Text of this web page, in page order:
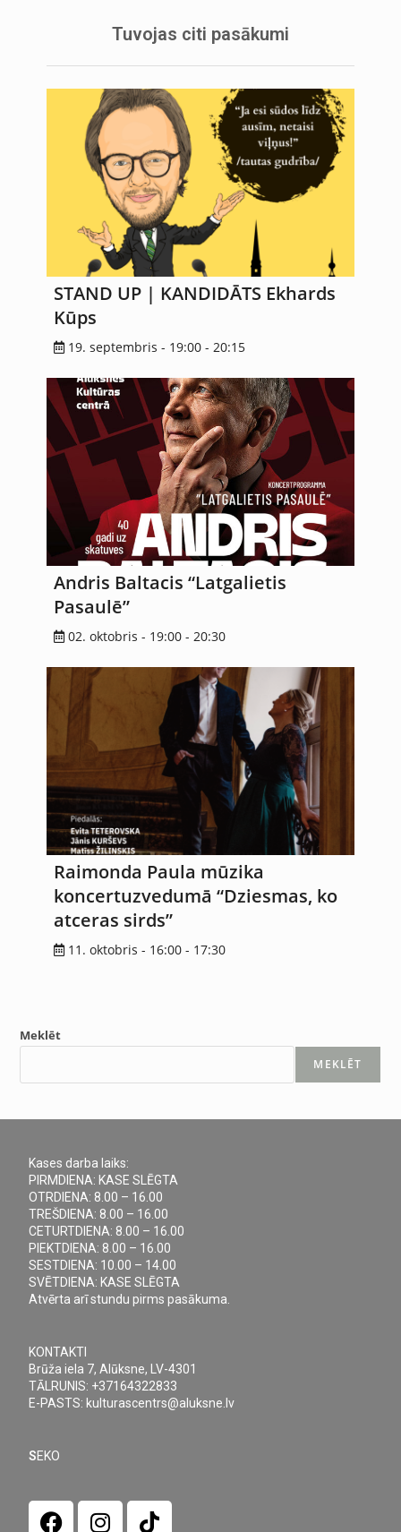
Tuvojas citi pasākumi
STAND UP | KANDIDĀTS Ekhards
Kūps
19. septembris - 19:00 -20:15
Andris Baltacis “Latgalietis
Pasaulē”
02. oktobris - 19:00 -20:30
Raimonda Paula mūzika
koncertuzvedumā “Dziesmas, ko
atceras sirds”
11. oktobris - 16:00 - 17:30
Meklēt
MEKLĒT
Kases darba laiks:
PIRMDIENA: KASE SLĒGTA
OTRDIENA: 8.00 – 16.00
TREŠDIENA: 8.00 – 16.00
CETURTDIENA: 8.00 – 16.00
PIEKTDIENA: 8.00 – 16.00
SESTDIENA: 10.00 – 14.00
SVĒTDIENA: KASE SLĒGTA
Atvērta arī stundu pirms pasākuma.
KONTAKTI
Brūža iela 7, Alūksne, LV-4301
TĀLRUNIS: +37164322833
E-PASTS: kulturascentrs@aluksne.lv
SEKO